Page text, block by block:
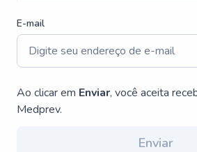
E-mail
Ao clicar em Enviar, você aceita
Medprev.
Enviar